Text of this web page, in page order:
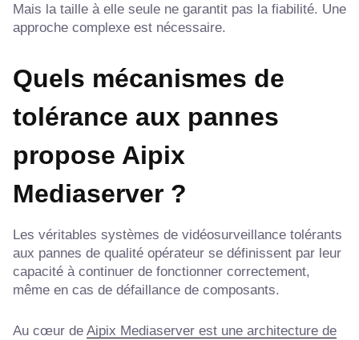
Mais la taille à elle seule ne garantit pas la fiabilité. Une
approche complexe est nécessaire.
Quels mécanismes de
tolérance aux pannes
propose Aipix
Mediaserver ?
Les véritables systèmes de vidéosurveillance tolérants
aux pannes de qualité opérateur se définissent par leur
capacité à continuer de fonctionner correctement,
même en cas de défaillance de composants.
Au cœur de Aipix Mediaserver est une architecture de